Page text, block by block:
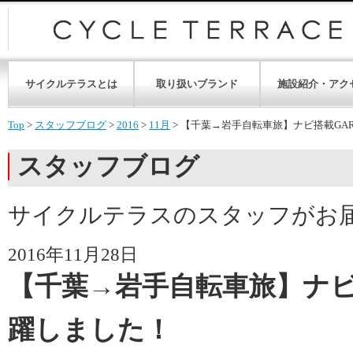
サイクルテラスとは 取り扱いブランド 施設紹介・アク
Top > スタッフブログ > 2016 > 11月 > 【千葉→岩手自転車旅】ナビ搭載
スタッフブログ
サイクルテラスのスタッフがお
2016年11月28日
【千葉→岩手自転車旅】ナ
躍しました！